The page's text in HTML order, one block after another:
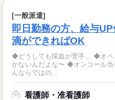
[一般派遣]
即日勤務の方、給与
滴ができればOK
◆どうしても採血が苦手… ◆オペ、急患受け入れある職場は 落ち着
かないんだよな〜 ◆オンコール当番ってそわそわ… そんな看護師さ
んならではの...
看護師・准看護師